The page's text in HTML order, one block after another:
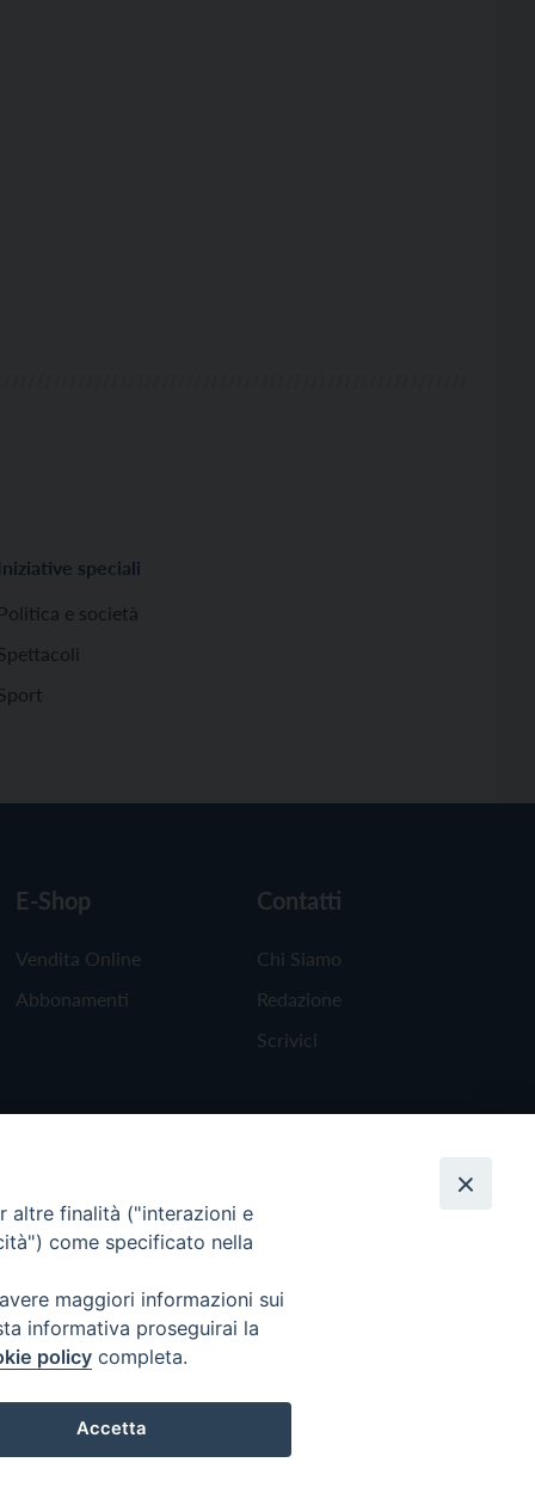
speciali
e società
E-Shop
Vendita Online
Abbonamenti
Contatti
Chi Siamo
Redazione
Scrivici
altre finalità ("interazioni e
come specificato nella
maggiori informazioni sui
informativa proseguirai la
policy completa.
Accetta